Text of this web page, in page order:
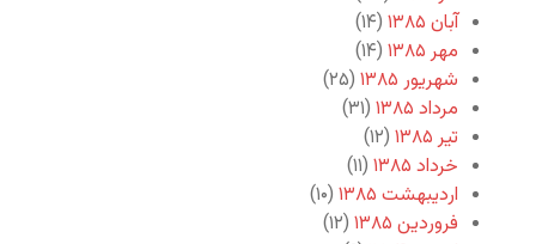
آبان ۱۳۸۵
(۱۴)
مهر ۱۳۸۵
(۱۴)
شهریور ۱۳۸۵
(۲۵)
مرداد ۱۳۸۵
(۳۱)
تیر ۱۳۸۵
(۱۲)
خرداد ۱۳۸۵
(۱۱)
اردیبهشت ۱۳۸۵
(۱۰)
فروردین ۱۳۸۵
(۱۲)